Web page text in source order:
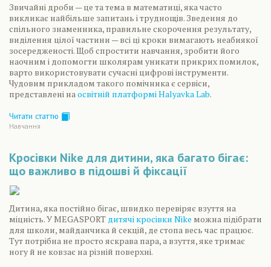
Звичайні дроби — це та тема в математиці, яка часто
викликає найбільше запитань і труднощів. Зведення до
спільного знаменника, правильне скорочення результату,
виділення цілої частини — всі ці кроки вимагають неабиякої
зосередженості. Щоб спростити навчання, зробити його
наочним і допомогти школярам уникати прикрих помилок,
варто використовувати сучасні цифрові інструменти.
Чудовим прикладом такого помічника є сервіси,
представлені на освітній платформі Halyavka Lab.
Читати статтю
Навчання
Кросівки Nike для дитини, яка багато бігає:
що важливо в підошві й фіксації
Дитина, яка постійно бігає, швидко перевіряє взуття на
міцність. У MEGASPORT дитячі кросівки Nike можна підібрати
для школи, майданчика й секцій, де стопа весь час працює.
Тут потрібна не просто яскрава пара, а взуття, яке тримає
ногу й не ковзає на різній поверхні.